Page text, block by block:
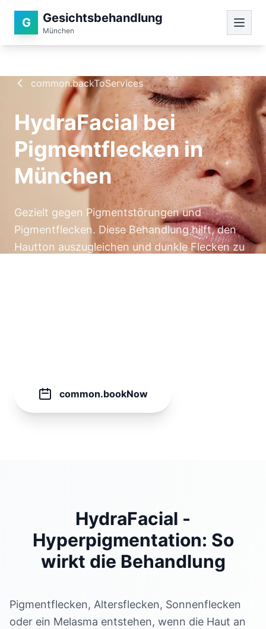
G Gesichtsbehandlung
München
common.backToServices
HydraFacial bei
Pigmentflecken in
München
Gezielt gegen Pigmentstörungen und
Pigmentflecken. Diese Behandlung hilft, den
Hautton auszugleichen und dunkle Flecken zu
common.bookNow
HydraFacial -
Hyperpigmentation: So
wirkt die Behandlung
Pigmentflecken, Altersflecken, Sonnenflecken
oder ein Melasma entstehen, wenn die Haut an